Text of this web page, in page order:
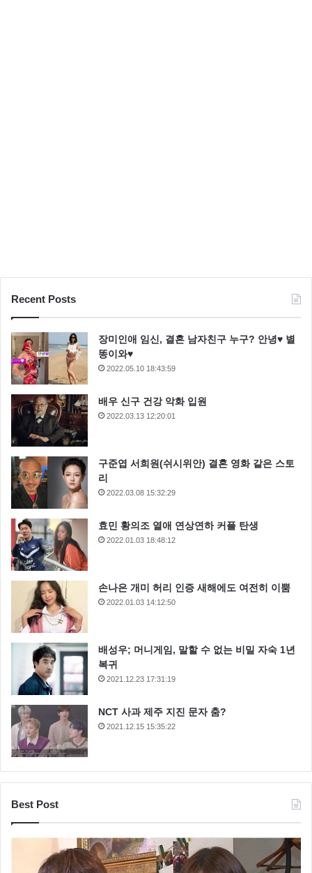
Recent Posts
장미인애 임신, 결혼 남자친구 누구? 안녕♥ 별
똥이와♥
2022.05.10 18:43:59
배우 신구 건강 악화 입원
2022.03.13 12:20:01
구준엽 서희원(쉬시위안) 결혼 영화 같은 스토
리
2022.03.08 15:32:29
효민 황의조 열애 연상연하 커플 탄생
2022.01.03 18:48:12
손나은 개미 허리 인증 새해에도 여전히 이뿜
2022.01.03 14:12:50
배성우; 머니게임, 말할 수 없는 비밀 자숙 1년
복귀
2021.12.23 17:31:19
NCT 사과 제주 지진 문자 춤?
2021.12.15 15:35:22
Best Post